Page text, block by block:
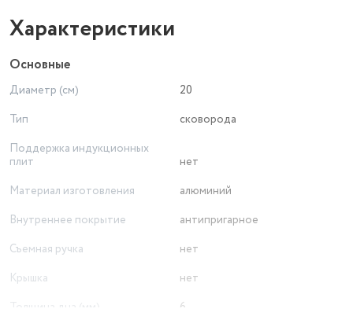
Характеристики
Основные
Диаметр (см)
20
Тип
сковорода
Поддержка индукционных
плит
нет
Материал изготовления
алюминий
Внутреннее покрытие
антипригарное
Съемная ручка
нет
Крышка
нет
6